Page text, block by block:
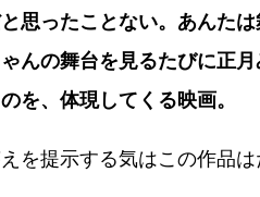
と思ったことない。あんた
んの舞台を見るたびに正
を、体現してくる映画。
を提示する気はこの作品は